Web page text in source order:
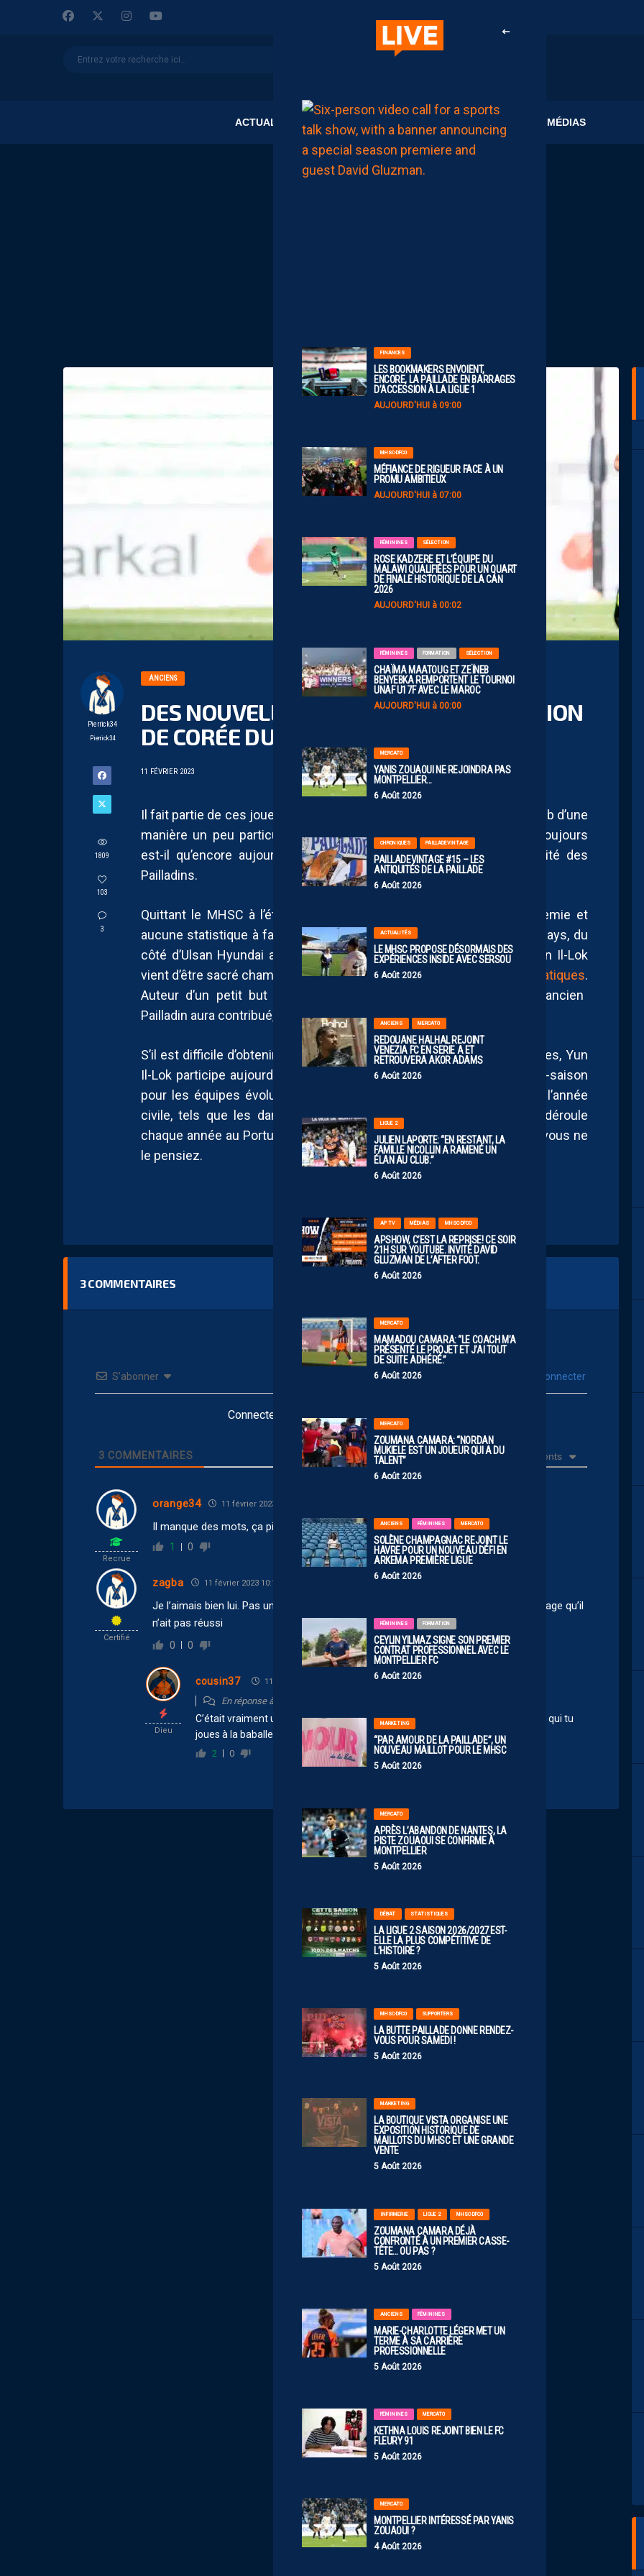
ACTUALITÉS MÉDIAS
FINANCES
LES BOOKMAKERS ENVOIENT,
ENCORE, LA PAILLADE EN BARRAGES
D’ACCESSION À LA LIGUE 1
AUJOURD'HUI à 09:00
MHSC-DFCO
MÉFIANCE DE RIGUEUR FACE À UN
PROMU AMBITIEUX
AUJOURD'HUI à 07:00
FÉMININES SÉLECTION
ROSE KADZERE ET L’ÉQUIPE DU
MALAWI QUALIFIÉES POUR UN QUART
DE FINALE HISTORIQUE DE LA CAN
2026
AUJOURD'HUI à 00:02
FÉMININES FORMATION SÉLECTION
CHAÏMA MAATOUG ET ZEÏNEB
BENYEBKA REMPORTENT LE TOURNOI
UNAF U17F AVEC LE MAROC
AUJOURD'HUI à 00:00
MERCATO
YANIS ZOUAOUI NE REJOINDRA PAS
MONTPELLIER…
6 Août 2026
CHRONIQUES PAILLADEVINTAGE
PAILLADEVINTAGE #15 – LES
ANTIQUITÉS DE LA PAILLADE
6 Août 2026
ACTUALITÉS
LE MHSC PROPOSE DÉSORMAIS DES
EXPÉRIENCES INSIDE AVEC SERSOU
6 Août 2026
ANCIENS MERCATO
REDOUANE HALHAL REJOINT
VENEZIA FC EN SERIE A ET
RETROUVERA AKOR ADAMS
6 Août 2026
LIGUE 2
JULIEN LAPORTE: “EN RESTANT, LA
FAMILLE NICOLLIN A RAMENÉ UN
ÉLAN AU CLUB.”
6 Août 2026
AP TV MÉDIAS MHSC-DFCO
APSHOW, C’EST LA REPRISE! CE SOIR
21H SUR YOUTUBE. INVITÉ DAVID
GLUZMAN DE L’AFTER FOOT.
6 Août 2026
MERCATO
MAMADOU CAMARA: “LE COACH M’A
PRÉSENTÉ LE PROJET ET J’AI TOUT
DE SUITE ADHÉRÉ.”
6 Août 2026
MERCATO
ZOUMANA CAMARA: “NORDAN
MUKIELE EST UN JOUEUR QUI A DU
TALENT”
6 Août 2026
ANCIENS FÉMININES MERCATO
SOLÈNE CHAMPAGNAC REJOINT LE
HAVRE POUR UN NOUVEAU DÉFI EN
ARKEMA PREMIÈRE LIGUE
6 Août 2026
FÉMININES FORMATION
CEYLIN YILMAZ SIGNE SON PREMIER
CONTRAT PROFESSIONNEL AVEC LE
MONTPELLIER FC
6 Août 2026
MARKETING
“PAR AMOUR DE LA PAILLADE”, UN
NOUVEAU MAILLOT POUR LE MHSC
5 Août 2026
MERCATO
APRÈS L’ABANDON DE NANTES, LA
PISTE ZOUAOUI SE CONFIRME À
MONTPELLIER
5 Août 2026
DÉBAT STATISTIQUES
LA LIGUE 2 SAISON 2026/2027 EST-
ELLE LA PLUS COMPÉTITIVE DE
L’HISTOIRE ?
5 Août 2026
MHSC-DFCO SUPPORTERS
LA BUTTE PAILLADE DONNE RENDEZ-
VOUS POUR SAMEDI !
5 Août 2026
MARKETING
LA BOUTIQUE VISTA ORGANISE UNE
EXPOSITION HISTORIQUE DE
MAILLOTS DU MHSC ET UNE GRANDE
VENTE
5 Août 2026
INFIRMERIE LIGUE 2 MHSC-DFCO
ZOUMANA CAMARA DÉJÀ
CONFRONTÉ À UN PREMIER CASSE-
TÊTE… OU PAS ?
5 Août 2026
ANCIENS FÉMININES
MARIE-CHARLOTTE LÉGER MET UN
TERME À SA CARRIÈRE
PROFESSIONNELLE
5 Août 2026
FÉMININES MERCATO
KETHNA LOUIS REJOINT BIEN LE FC
FLEURY 91
5 Août 2026
MERCATO
MONTPELLIER INTÉRESSÉ PAR YANIS
ZOUAOUI ?
4 Août 2026
Pierrick34
Pierrick34
1809
103
3
ANCIENS
DES NOUVELLES DE YUN IL-LOK, CHAMPION
DE CORÉE DU SUD
11 FÉVRIER 2023
Il fait partie de ces joueurs exotiques ayant marqué leur passage au club d’une
manière un peu particulière et que l’on saurait réellement décrire.
Toujours
est-il qu’encore aujourd’hui, le destin de YunIl-Lokattise la curiosité des
Pailladins.
Quittant le MHSC à l’été 2021 après 18 matchs en une saison et demie et
aucune statistique à faire valoir, l’international sud-coréen rentrait au pays, du
côté d’Ulsan Hyundai après cette unique expérience européenne, Yun Il-Lok
vient d’être sacré champion de Corée du Sud 2022 avec
les voyous asiatiques.
Auteur d’un petit but et d’une passe décisive en 14 apparitions, l’ancien
Pailladin aura contribué, à sa hauteur, au troisième sacre d’
S’il est difficile d’obtenir plus de renseignements malgré nos recherches, Yun
Il-Lok participe aujourd’hui à l’ Cup.Il s’agit d’un tournoi de pré-saison
pour les équipes évoluant dans des championnats se déroulant sur l’année
civile, tels que les dans les pays scandinaves ou en Asie, qui se déroule
chaque année au Portugal.
YunIl-Lokest ainsi plus près de nous que vous ne
le pensiez.
3COMMENTAIRES
S’abonner Se connecter avec : vous connecter
Connectez-vous pour poster un commentaire
3 COMMENTAIRES Récents
Recrue
orange34 11 février 2023 10:32
Il manque des mots, ça pique un peu les yeux !
1 0
Certifié
zagba 11 février 2023 10:19
Je l’aimais bien lui. Pas une vedette bien sûr mais loin d’être nul à mon sens. Dommage qu’il
n’ait pas réussi
0 0
Dieu
cousin37 11 février 2023 10:39
En réponse à
C’était vraiment un chien fou… on aurait cru un berger malinois en liberté avec qui tu
joues à la baballe …
2 0